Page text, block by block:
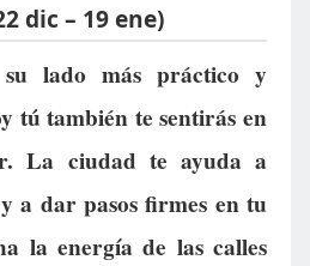
dic – 19 ene)
lado más práctico y
tú también te sentirás en
La ciudad te ayuda a
a dar pasos firmes en tu
la energía de las calles